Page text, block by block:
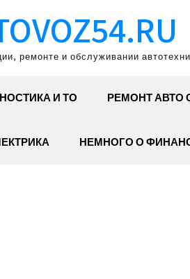
ремонте и обслуживании
И ТО РЕМОНТ АВТО
НЕМНОГО О